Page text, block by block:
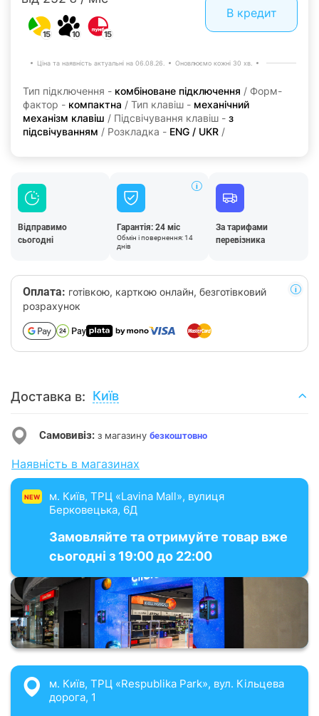
15 10 15
В кредит
Ціна та наявність актуальні на 06.08.26. Оновлюємо кожні 30 хв.
Тип підключення - комбіноване підключення / Форм-
фактор - компактна / Тип клавіш - механічний
механізм клавіш / Підсвічування клавіш - з
підсвічуванням / Розкладка - ENG / UKR /
Відправимо
сьогодні
Гарантія: 24 міс
Обмін і повернення: 14
днів
За тарифами
перевізника
Оплата: готівкою, карткою онлайн, безготівковий
розрахунок
Доставка в: Київ
Самовивіз: з магазину безкоштовно
Наявність в магазинах
NEW
м. Київ, ТРЦ «Lavina Mall», вулиця
Берковецька, 6Д
Замовляйте та отримуйте товар вже
сьогодні з 19:00 до 22:00
м. Київ, ТРЦ «Respublika Park», вул. Кільцева
дорога, 1